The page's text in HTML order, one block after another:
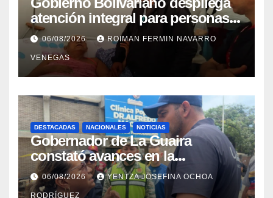
atención integral para personas
con discapacidad en
campamentos de La Guaira
06/08/2026 ROIMAN FERMIN NAVARRO
VENEGAS
DESTACADAS NACIONALES NOTICIAS
Gobernador de La Guaira
constató avances en la
rehabilitación del Hospitalito de
Catia la Mar
06/08/2026 YENTZA JOSEFINA OCHOA
RODRÍGUEZ